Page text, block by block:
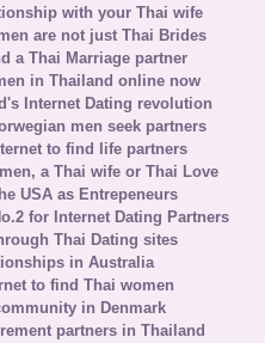
with your Thai wife
are not just Thai Brides
a Thai Marriage partner
in Thailand online now
Internet Dating revolution
men seek partners
to find life partners
a Thai wife or Thai Love
USA as Entrepeneurs
for Internet Dating Partners
Thai Dating sites
in Australia
to find Thai women
in Denmark
partners in Thailand